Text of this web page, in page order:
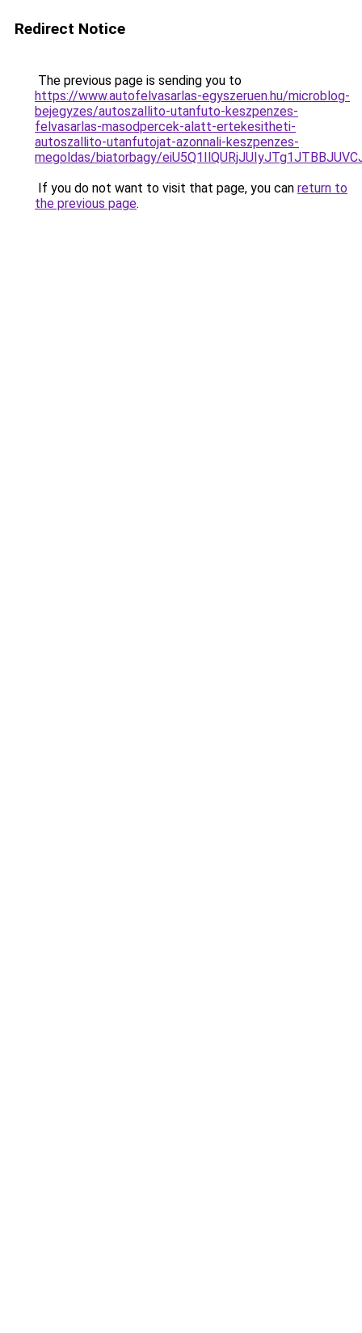
Redirect Notice
The previous page is sending you to
https://www.autofelvasarlas-egyszeruen.hu/microblog-
bejegyzes/autoszallito-utanfuto-keszpenzes-
felvasarlas-masodpercek-alatt-ertekesitheti-
autoszallito-utanfutojat-azonnali-keszpenzes-
megoldas/biatorbagy/
If you do not want to visit that page, you can return to
the previous page.